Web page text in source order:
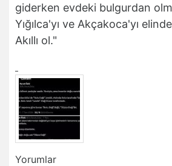
giderken evdeki bulgurdan
Yığılca'yı ve Akçakoca'yı
Akıllı ol."
Yorumlar